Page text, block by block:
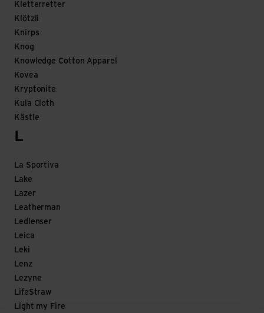
Kletterretter
Klötzli
Knirps
Knog
Knowledge Cotton Apparel
Kovea
Kryptonite
Kula Cloth
Kästle
L
La Sportiva
Lake
Lazer
Leatherman
Ledlenser
Leica
Leki
Lenz
Lezyne
LifeStraw
Light my Fire